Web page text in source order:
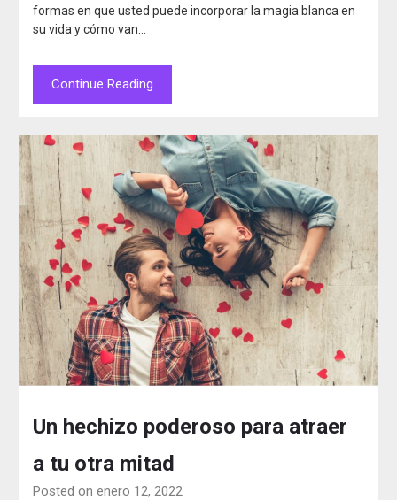
formas en que usted puede incorporar la magia blanca en
su vida y cómo van…
Continue Reading
Un hechizo poderoso para atraer
a tu otra mitad
Posted on enero 12, 2022